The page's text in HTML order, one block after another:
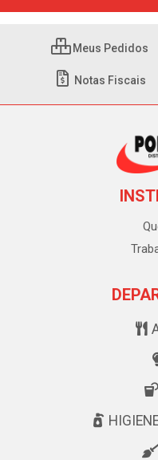
Meus Pedidos
Notas Fiscais